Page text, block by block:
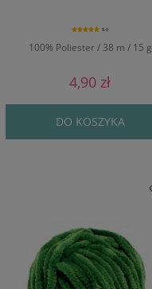
100% Poliester / 38 m / 15 g
5.0
4,90 zł
DO KOSZYKA